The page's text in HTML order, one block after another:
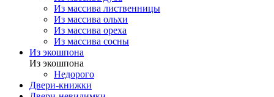
Из массива лиственницы
Из массива ольхи
Из массива ореха
Из массива сосны
Из экошпона
Из экошпона
Недорого
Двери-книжки